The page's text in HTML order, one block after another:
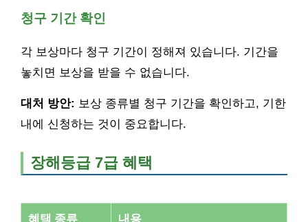
청구 기간 확인
각 보상마다 청구 기간이 정해져 있습니다. 기간을
놓치면 보상을 받을 수 없습니다.
대처 방안: 보상 종류별 청구 기간을 확인하고, 기한
내에 신청하는 것이 중요합니다.
장해등급 7급 혜택
혜택 종류 내용